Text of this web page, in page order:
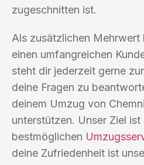
zugeschnitten ist.
Als zusätzlichen Mehrwert
einen umfangreichen
steht dir jederzeit gerne
deine Fragen zu
deinem Umzug von
unterstützen. Unser Ziel ist
bestmöglichen
deine Zufriedenheit ist